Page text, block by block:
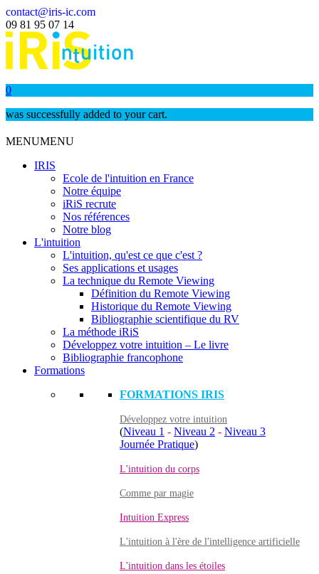
contact@iris-ic.com
09 81 95 07 14
0
was successfully added to your cart.
MENUMENU
IRIS
Ecole de l'intuition en France
Notre équipe
iRiS recrute
Nos références
Notre blog
L'intuition
L'intuition, qu'est ce que c'est ?
Ses applications et usages
La technique du Remote Viewing
Définition du Remote Viewing
Historique du Remote Viewing
Bibliographie scientifique du RV
La méthode iRiS
Développez votre intuition – Le livre
Bibliographie francophone
Formations
FORMATIONS IRIS
Développez votre intuition
(Niveau 1 - Niveau 2 - Niveau 3
Journée Pratique)
L'intuition du corps
Comme par magie
Intuition Express
L'intuition à l'ère de l'intelligence artificielle
L'intuition dans les étoiles